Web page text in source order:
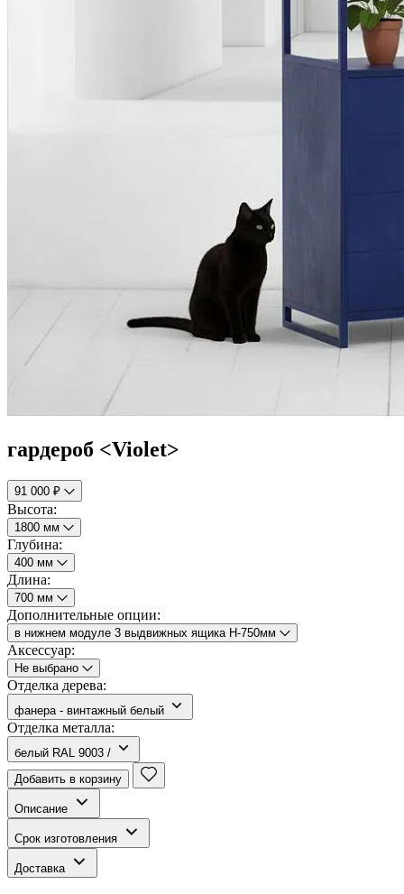
гардероб <Violet>
91 000 ₽
Высота:
1800 мм
Глубина:
400 мм
Длина:
700 мм
Дополнительные опции:
в нижнем модуле 3 выдвижных ящика H-750мм
Аксессуар:
Не выбрано
Отделка дерева:
фанера - винтажный белый
Отделка металла:
белый RAL 9003 /
Добавить в корзину
Описание
Срок изготовления
Доставка